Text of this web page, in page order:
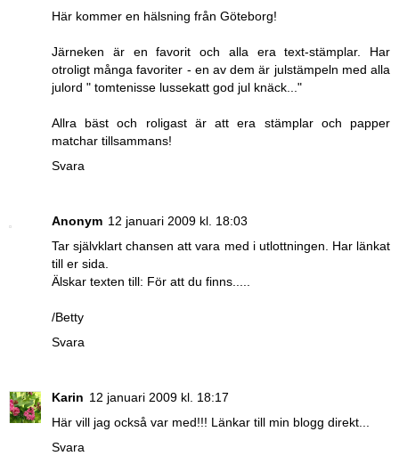
Här kommer en hälsning från Göteborg!
Järneken är en favorit och alla era text-stämplar. Har
otroligt många favoriter - en av dem är julstämpeln med alla
julord " tomtenisse lussekatt god jul knäck..."
Allra bäst och roligast är att era stämplar och papper
matchar tillsammans!
Svara
Anonym 12 januari 2009 kl. 18:03
Tar självklart chansen att vara med i utlottningen. Har länkat
till er sida.
Älskar texten till: För att du finns.....
/Betty
Svara
Karin 12 januari 2009 kl. 18:17
Här vill jag också var med!!! Länkar till min blogg direkt...
Svara